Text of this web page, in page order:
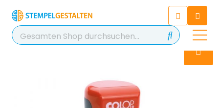
Chatten Sie 24/7 mit unserem
hilfreichen Chatbot
Kontakt
+49 2038 0480 403